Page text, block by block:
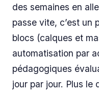
des semaines en
passe vite, c’est un
blocs (calques et
automatisation par
pédagogiques
jour par jour. Plus le